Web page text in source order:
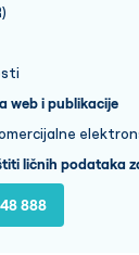
web i publikacije
ličnih podataka
888